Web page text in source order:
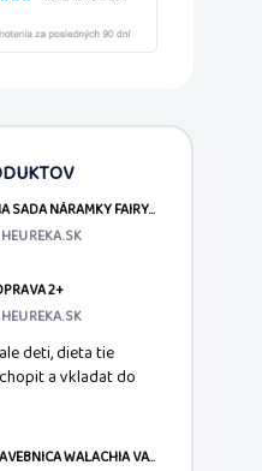
LITTLE DUTCH KREATÍVNA SADA NÁRAMKY FAIRY GARDEN
2+
deti, dieta tie
a vkladat do
DREVENÁ SKLADACIA STAVEBNICA WALACHIA VARIO XL 184 DIELOV 5+